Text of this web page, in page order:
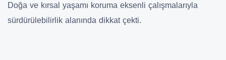
Doğa ve kırsal yaşamı koruma eksenli çalışmalarıyla
sürdürülebilirlik alanında dikkat çekti.